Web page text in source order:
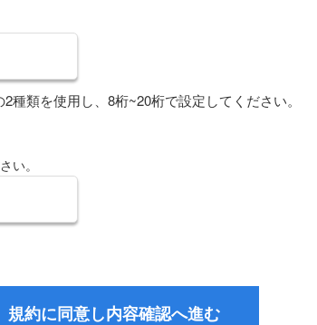
行に登録されているご連絡先・パスワードとが一致
端末へのセキュリティソフトの導入などのセキュリ
に定める事項を遵守するほか、次の行為を行わない
する行為
んする行為
的財産権を侵害し、または侵害する恐れのある行為
傷及び名誉を傷つける行為
類を使用し、8桁~20桁で設定してください。
い。